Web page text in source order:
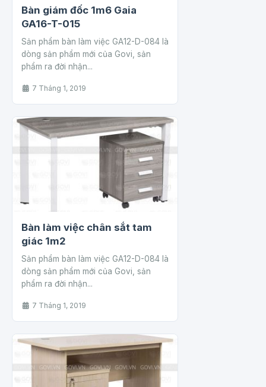
Bàn giám đốc 1m6 Gaia
GA16-T-015
Sản phẩm bàn làm việc GA12-D-084 là
dòng sản phẩm mới của Govi, sản
phẩm ra đời nhận...
7 Tháng 1, 2019
Bàn làm việc chân sắt tam
giác 1m2
Sản phẩm bàn làm việc GA12-D-084 là
dòng sản phẩm mới của Govi, sản
phẩm ra đời nhận...
7 Tháng 1, 2019